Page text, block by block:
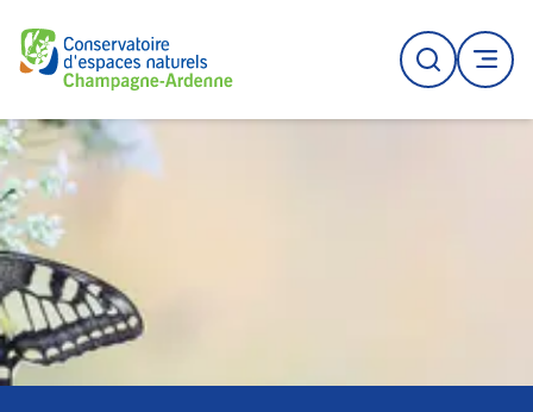
Logo du CENCA
Recherche
MENU